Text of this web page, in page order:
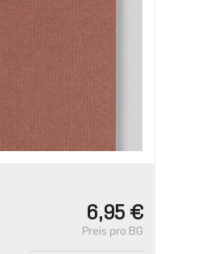
6,95 €
Preis pro BG